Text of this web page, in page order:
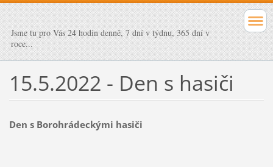
Jsme tu pro Vás 24 hodin denně, 7 dní v týdnu, 365 dní v
roce...
15.5.2022 - Den s hasiči
Den s Borohrádeckými hasiči